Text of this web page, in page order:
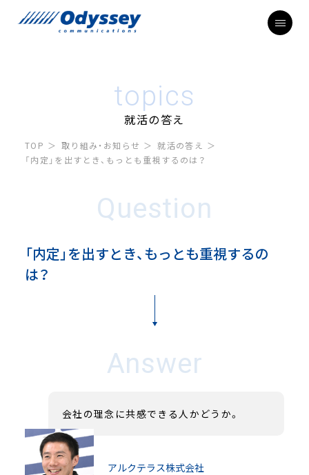
topics
就活の答え
TOP 取り組み・お知らせ
就活の答え
「内定」を出すとき、もっとも重視するのは？
Question
「内定」を出すとき、もっとも重視するの
は？
Answer
会社の理念に共感できる人かどうか。
アルクテラス株式会社